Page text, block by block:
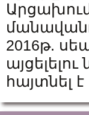
2016թ.
հայտնել